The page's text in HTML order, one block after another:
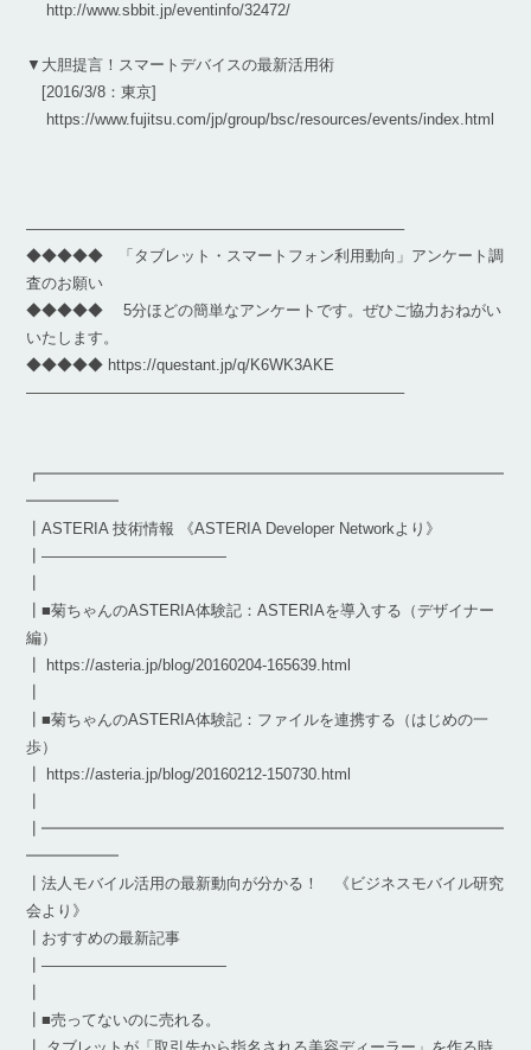
http://www.sbbit.jp/eventinfo/32472/
▼大胆提言！スマートデバイスの最新活用術
[2016/3/8：東京]
https://www.fujitsu.com/jp/group/bsc/resources/events/index.html
————————————————————————–
◆◆◆◆◆ 「タブレット・スマートフォン利用動向」アンケート調
査のお願い
◆◆◆◆◆ 5分ほどの簡単なアンケートです。ぜひご協力おねがい
いたします。
◆◆◆◆◆ https://questant.jp/q/K6WK3AKE
————————————————————————–
┏━━━━━━━━━━━━━━━━━━━━━━━━━━━━━━
━━━━━━
┃ASTERIA 技術情報 《ASTERIA Developer Networkより》
┃————————————
┃■菊ちゃんのASTERIA体験記：ASTERIAを導入する（デザイナー
編）
┃ https://asteria.jp/blog/20160204-165639.html
┃■菊ちゃんのASTERIA体験記：ファイルを連携する（はじめの一
歩）
┃ https://asteria.jp/blog/20160212-150730.html
┃━━━━━━━━━━━━━━━━━━━━━━━━━━━━━━
━━━━━━
┃法人モバイル活用の最新動向が分かる！ 《ビジネスモバイル研究
会より》
┃おすすめの最新記事
┃————————————
┃■売ってないのに売れる。